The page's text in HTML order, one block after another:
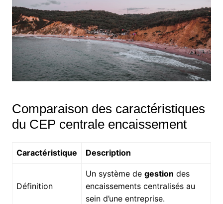
Comparaison des caractéristiques
du CEP centrale encaissement
Caractéristique Description
Définition
Un système de gestion des
encaissements centralisés au
sein d’une entreprise.